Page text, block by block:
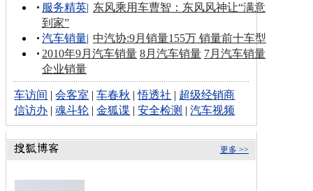
服务精英| 东风乘用车曹智：东风风神让“满意
到家”
汽车销量| 中汽协:9月销量155万 销量前十车型
2010年9月汽车销量 8月汽车销量 7月汽车销量
企业销量
车访间 |会客室 |车春秋 |悟透社 | 超级经销商
信访办 |魂斗轮 |金狐谍 |安全检测 |汽车视频
更多 >>